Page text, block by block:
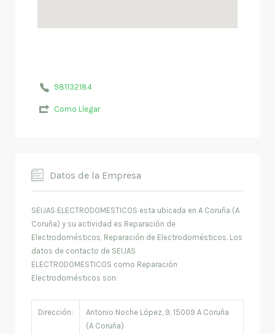
981132184
Como Llegar
Datos de la Empresa
SEIJAS ELECTRODOMESTICOS esta ubicada en A Coruña (A
Coruña) y su actividad es Reparación de
Electrodomésticos, Reparación de Electrodomésticos. Los
datos de contacto de SEIJAS
ELECTRODOMESTICOS como Reparación
Electrodomésticos son:
Dirección:
Antonio Noche López, 9, 15009 A Coruña
(A Coruña)